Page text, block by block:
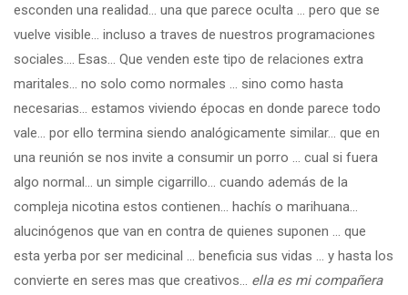
esconden una realidad… una que parece oculta … pero que se
vuelve visible… incluso a traves de nuestros programaciones
sociales…. Esas… Que venden este tipo de relaciones extra
maritales… no solo como normales … sino como hasta
necesarias… estamos viviendo épocas en donde parece todo
vale… por ello termina siendo analógicamente similar… que en
una reunión se nos invite a consumir un porro … cual si fuera
algo normal… un simple cigarrillo… cuando además de la
compleja nicotina estos contienen… hachís o marihuana…
alucinógenos que van en contra de quienes suponen … que
esta yerba por ser medicinal … beneficia sus vidas … y hasta los
convierte en seres mas que creativos… ella es mi compañera